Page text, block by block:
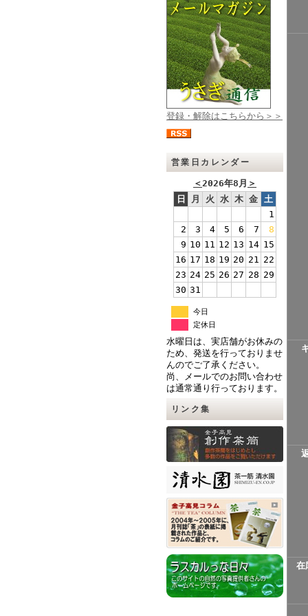
登録・解除はこちらから＞＞
営業日カレンダー
＜ 2026年8月 ＞
日
月 火 水 木 金
土
1
2
3 4 5 6 7
8
9 10 11 12 13 14 15
16 17 18 19 20 21
22
23 24 25 26 27 28 29
30 31
今日
定休日
水曜日は、実店舗がお休みの
ため、発送を行っておりませ
んのでご了承ください。
尚、メールでのお問い合わせ
は通常通り行っております。
リンク集
在